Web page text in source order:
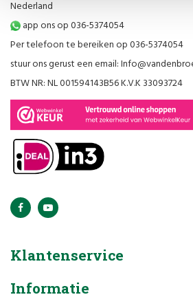
Nederland
app ons op 036-5374054
Per telefoon te bereiken op 036-5374054
stuur ons gerust een email:
BTW NR: NL 001594143B56 K.V.K 33093724
Klantenservice
Informatie